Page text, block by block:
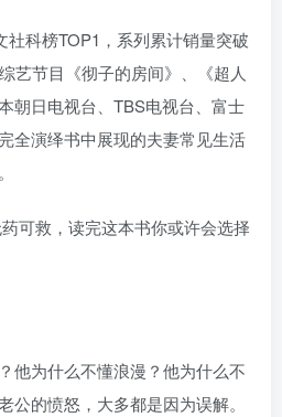
科榜TOP1，系列累计销量突破
艺节目《彻子的房间》、《超人
朝日电视台、TBS电视台、富士
全演绎书中展现的夫妻常见生活
可救，读完这本书你或许会选择
他为什么不懂浪漫？他为什么不
的愤怒，大多都是因为误解。